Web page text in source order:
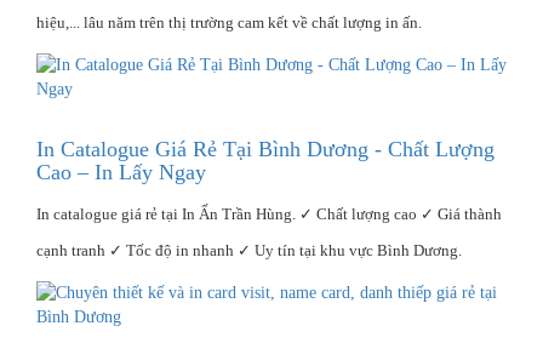
hiệu,... lâu năm trên thị trường cam kết về chất lượng in ấn.
In Catalogue Giá Rẻ Tại Bình Dương - Chất Lượng
Cao – In Lấy Ngay
In catalogue giá rẻ tại In Ấn Trần Hùng. ✓ Chất lượng cao ✓ Giá thành
cạnh tranh ✓ Tốc độ in nhanh ✓ Uy tín tại khu vực Bình Dương.